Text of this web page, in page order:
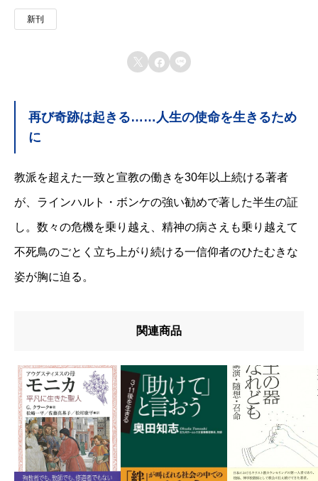
u51fau7248u793e
u642du8f09u6b4cu96c6
u7de8u8a33
u8457u8005
以前にこの商品を購入したことのあるログイン済
みのユーザーのみレビューを残すことができま
新刊
  
再び奇跡は起きる……人生の使命を生きるため
に
教派を超えた一致と宣教の働きを30年以上続ける著者
が、ラインハルト・ボンケの強い勧めで著した半生の証
し。数々の危機を乗り越え、精神の病さえも乗り越えて
不死鳥のごとく立ち上がり続ける一信仰者のひたむきな
姿が胸に迫る。
関連商品